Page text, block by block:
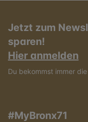
Jetzt zum
sparen!
Hier anmelden
Du bekommst immer
#MyBronx71